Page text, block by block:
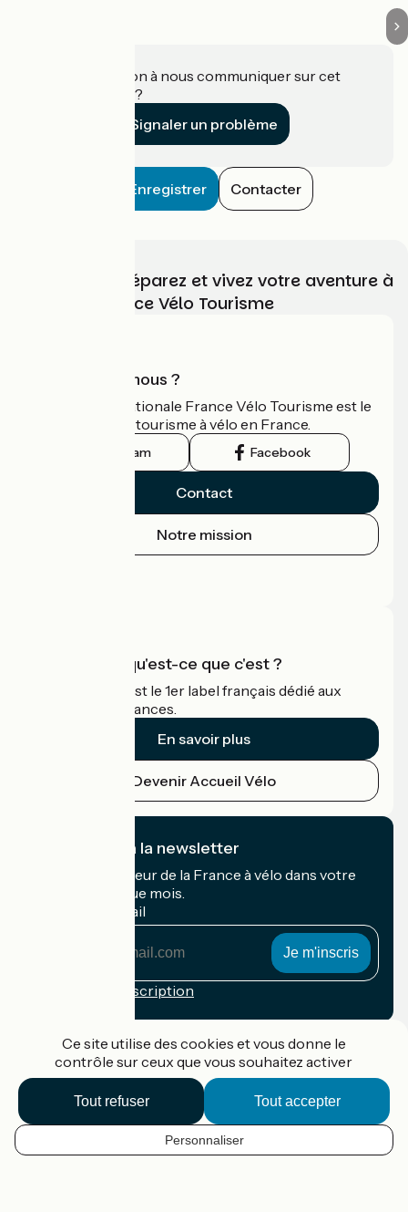
FR
Une information à nous communiquer sur cet
établissement ?
Signaler un problème
Enregistrer Contacter
Choisissez, préparez et vivez votre aventure à
vélo avec France Vélo Tourisme
Qui sommes-nous ?
L'association nationale France Vélo Tourisme est le
guide officiel du tourisme à vélo en France.
Instagram Facebook
Contact
Notre mission
Accueil Vélo qu'est-ce que c'est ?
Accueil Vélo c'est le 1er label français dédié aux
cyclistes en vacances.
En savoir plus
Devenir Accueil Vélo
Je m'abonne à la newsletter
Recevez le meilleur de la France à vélo dans votre
boîte mail chaque mois.
Mon adresse mail
Conditions d'inscription
Accueil Vélo Pro
Contact
Mentions légales
Ce site utilise des cookies et vous donne le
contrôle sur ceux que vous souhaitez activer
Tout accepter
Tout refuser
Personnaliser